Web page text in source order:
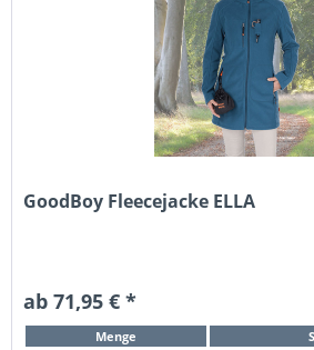
GoodBoy Fleecejacke ELLA
ab 71,95 € *
Menge